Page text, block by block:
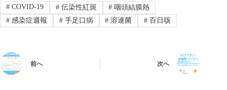
#COVID-19 #伝染性紅斑 # 咽頭結膜熱
#感染症週報 #手足口病 # 溶連菌 # 百日咳
前へ 次へ